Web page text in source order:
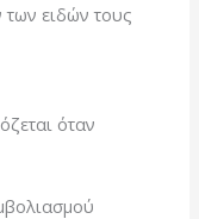
ειδών τους
όταν